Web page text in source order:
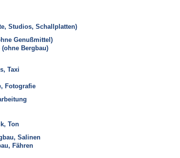
Studios, Schallplatten)
Genußmittel)
Bergbau)
Taxi
Fotografie
Ton
Salinen
Fähren